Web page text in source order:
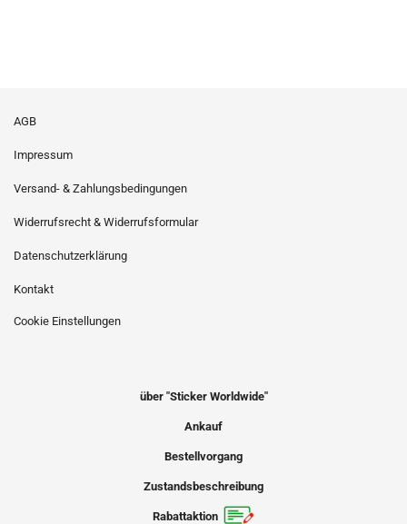
AGB
Impressum
Versand- & Zahlungsbedingungen
Widerrufsrecht & Widerrufsformular
Datenschutzerklärung
Kontakt
Cookie Einstellungen
über "Sticker Worldwide"
Ankauf
Bestellvorgang
Zustandsbeschreibung
Rabattaktion